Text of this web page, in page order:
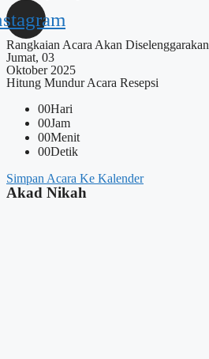
Rangkaian Acara Akan Diselenggarakan
Jumat, 03
Oktober 2025
Hitung Mundur Acara Resepsi
00Hari
00Jam
00Menit
00Detik
Simpan Acara Ke Kalender
Akad Nikah